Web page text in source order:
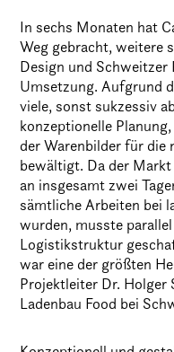
In sechs Monaten hat
Weg gebracht, weitere
Design und Schweitzer
Umsetzung. Aufgrund
viele, sonst sukzessiv
konzeptionelle
der Warenbilder für die
bewältigt. Da der
an insgesamt zwei
sämtliche Arbeiten bei
wurden, musste
Logistikstruktur
war eine der größten
Projektleiter Dr. Holger
Ladenbau Food bei